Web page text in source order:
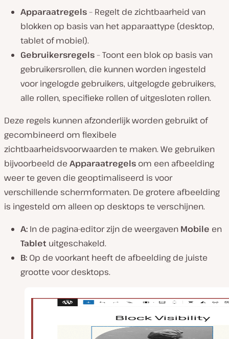
Apparaatregels– Regelt de zichtbaarheid van
blokken op basis van het apparaattype (desktop,
tablet of mobiel).
Gebruikersregels– Toont een blok op basis van
gebruikersrollen, die kunnen worden ingesteld
voor ingelogde gebruikers, uitgelogde gebruikers,
alle rollen, specifieke rollen of uitgesloten rollen.
Deze regels kunnen afzonderlijk worden gebruikt of
gecombineerd om flexibele
zichtbaarheidsvoorwaarden te maken. We gebruiken
bijvoorbeeld de Apparaatregels om een afbeelding
weer te geven die geoptimaliseerd is voor
verschillende schermformaten. De grotere afbeelding
is ingesteld om alleen op desktops te verschijnen.
A: In de pagina-editor zijn de weergaven Mobile en
Tablet uitgeschakeld.
B: Op de voorkant heeft de afbeelding de juiste
grootte voor desktops.